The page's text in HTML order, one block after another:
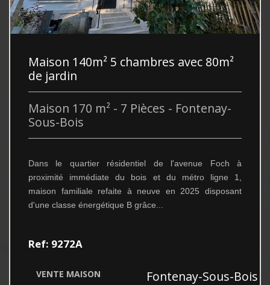
Maison 140m² 5 chambres avec 80m²
de jardin
Maison 170 m² - 7 Pièces - Fontenay-
Sous-Bois
Dans le quartier résidentiel de l'avenue Foch à
proximité immédiate du bois et du métro ligne 1,
maison familiale refaite à neuve en 2025 disposant
d'une classe énergétique B grâce...
Ref: 9272A
VENTE MAISON
Fontenay-Sous-Bois